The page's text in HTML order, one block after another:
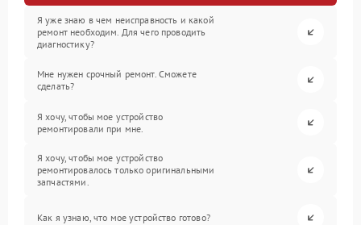
Я уже знаю в чем неисправность и какой
ремонт необходим. Для чего проводить
диагностику?
Мне нужен срочный ремонт. Сможете
сделать?
Я хочу, чтобы мое устройство
ремонтировали при мне.
Я хочу, чтобы мое устройство
ремонтировалось только оригинальными
запчастями.
Как я узнаю, что мое устройство готово?